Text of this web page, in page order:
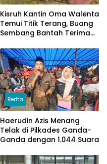
Kisruh Kantin Oma Walenta
Temui Titik Terang, Buang
Sembang Bantah Terima
Berita
Haerudin Azis Menang
Telak di Pilkades Ganda-
Ganda dengan 1.044 Suara